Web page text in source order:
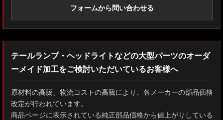
フォームから問い合わせる
テールランプ・ヘッドライトなどの大型パーツのオーダ
ーメイド加工をご検討いただいているお客様へ
原材料の高騰、物流コストの高騰により、各メーカーの部品価格
改定が行われています。
商品ページに表示されている純正部品価格から値上がりしている